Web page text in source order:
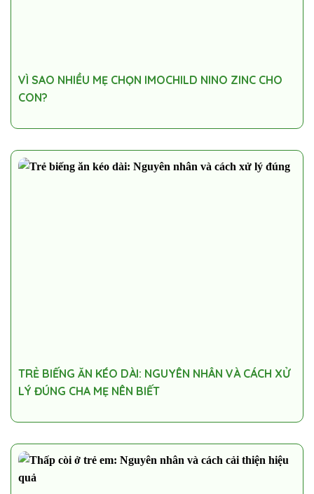
VÌ SAO NHIỀU MẸ CHỌN IMOCHILD NINO ZINC CHO
CON?
TRẺ BIẾNG ĂN KÉO DÀI: NGUYÊN NHÂN VÀ CÁCH XỬ
LÝ ĐÚNG CHA MẸ NÊN BIẾT